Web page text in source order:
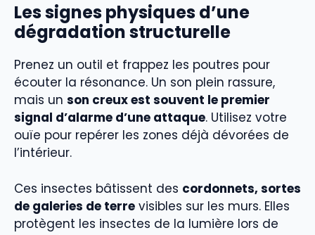
Les signes physiques d’une
dégradation structurelle
Prenez un outil et frappez les poutres pour
écouter la résonance. Un son plein rassure,
mais un son creux est souvent le premier
signal d’alarme d’une attaque. Utilisez votre
ouïe pour repérer les zones déjà dévorées de
l’intérieur.
Ces insectes bâtissent des cordonnets, sortes
de galeries de terre visibles sur les murs. Elles
protègent les insectes de la lumière lors de